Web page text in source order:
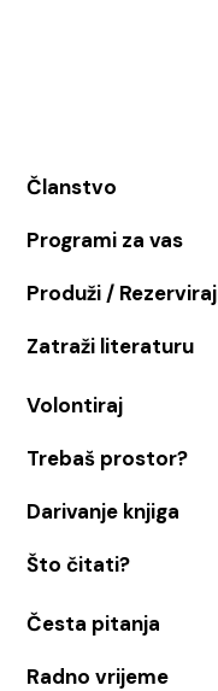
Članstvo
Programi za vas
Produži / Rezerviraj
Zatraži literaturu
Volontiraj
Trebaš prostor?
Darivanje knjiga
Što čitati?
Česta pitanja
Radno vrijeme